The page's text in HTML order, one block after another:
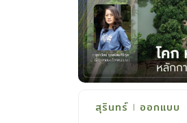
สุรินทร์ ออกแบบ